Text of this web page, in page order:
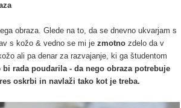
obraza. Glede na to, da se dnevno ukvarjam s
s kožo & vedno se mi je zmotno zdelo da v
ali pa denar za razvajanje, ki ga študentom
bi rada poudarila - da nego obraza potrebuje
oskrbi in navlaži tako kot je treba.